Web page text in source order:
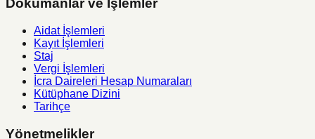
Dökümanlar ve İşlemler
Aidat İşlemleri
Kayıt İşlemleri
Staj
Vergi İşlemleri
İcra Daireleri Hesap Numaraları
Kütüphane Dizini
Tarihçe
Yönetmelikler